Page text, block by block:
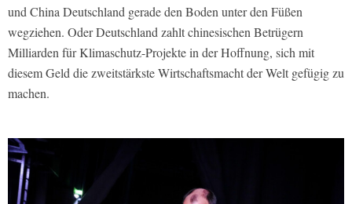
und China Deutschland gerade den Boden unter den Füßen
wegziehen. Oder Deutschland zahlt chinesischen Betrügern
Milliarden für Klimaschutz-Projekte in der Hoffnung, sich mit
diesem Geld die zweitstärkste Wirtschaftsmacht der Welt gefügig zu
machen.